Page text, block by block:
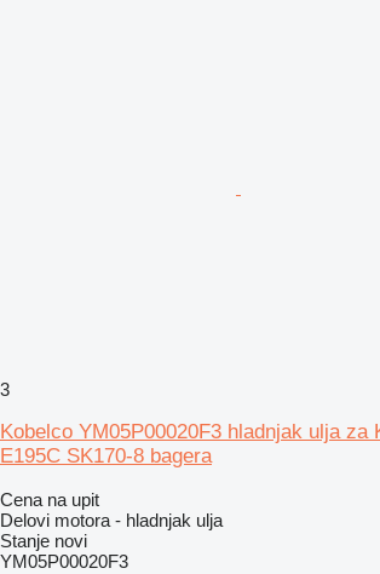
3
Kobelco YM05P00020F3 hladnjak ulja za
E195C SK170-8 bagera
Cena na upit
Delovi motora - hladnjak ulja
Stanje novi
YM05P00020F3